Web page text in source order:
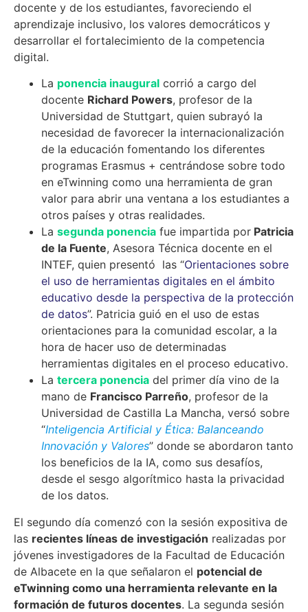
docente y de los estudiantes, favoreciendo el
aprendizaje inclusivo, los valores democráticos y
desarrollar el fortalecimiento de la competencia
digital.
La ponencia inaugural corrió a cargo del
docente Richard Powers, profesor de la
Universidad de Stuttgart, quien subrayó la
necesidad de favorecer la internacionalización
de la educación fomentando los diferentes
programas Erasmus + centrándose sobre todo
en eTwinning como una herramienta de gran
valor para abrir una ventana a los estudiantes a
otros países y otras realidades.
La segunda ponencia fue impartida por Patricia
de la Fuente, Asesora Técnica docente en el
INTEF, quien presentó las “Orientaciones sobre
el uso de herramientas digitales en el ámbito
educativo desde la perspectiva de la protección
de datos”. Patricia guió en el uso de estas
orientaciones para la comunidad escolar, a la
hora de hacer uso de determinadas
herramientas digitales en el proceso educativo.
La tercera ponencia del primer día vino de la
mano de Francisco Parreño, profesor de la
Universidad de Castilla La Mancha, versó sobre
“Inteligencia Artificial y Ética: Balanceando
Innovación y Valores” donde se abordaron tanto
los beneficios de la IA, como sus desafíos,
desde el sesgo algorítmico hasta la privacidad
de los datos.
El segundo día comenzó con la sesión expositiva de
las recientes líneas de investigación realizadas por
jóvenes investigadores de la Facultad de Educación
de Albacete en la que señalaron el potencial de
eTwinning como una herramienta relevante en la
formación de futuros docentes. La segunda sesión